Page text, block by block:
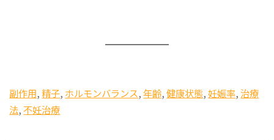
副作用, 精子, ホルモンバランス, 年齢, 健康状態, 妊娠率, 治療
法, 不妊治療